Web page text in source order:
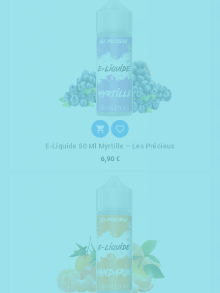
 
E-Liquide 50 Ml Myrtille – Les Précieux
6,90 €